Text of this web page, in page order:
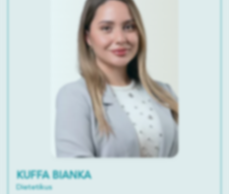
KUFFA BIANKA
Dietetikus